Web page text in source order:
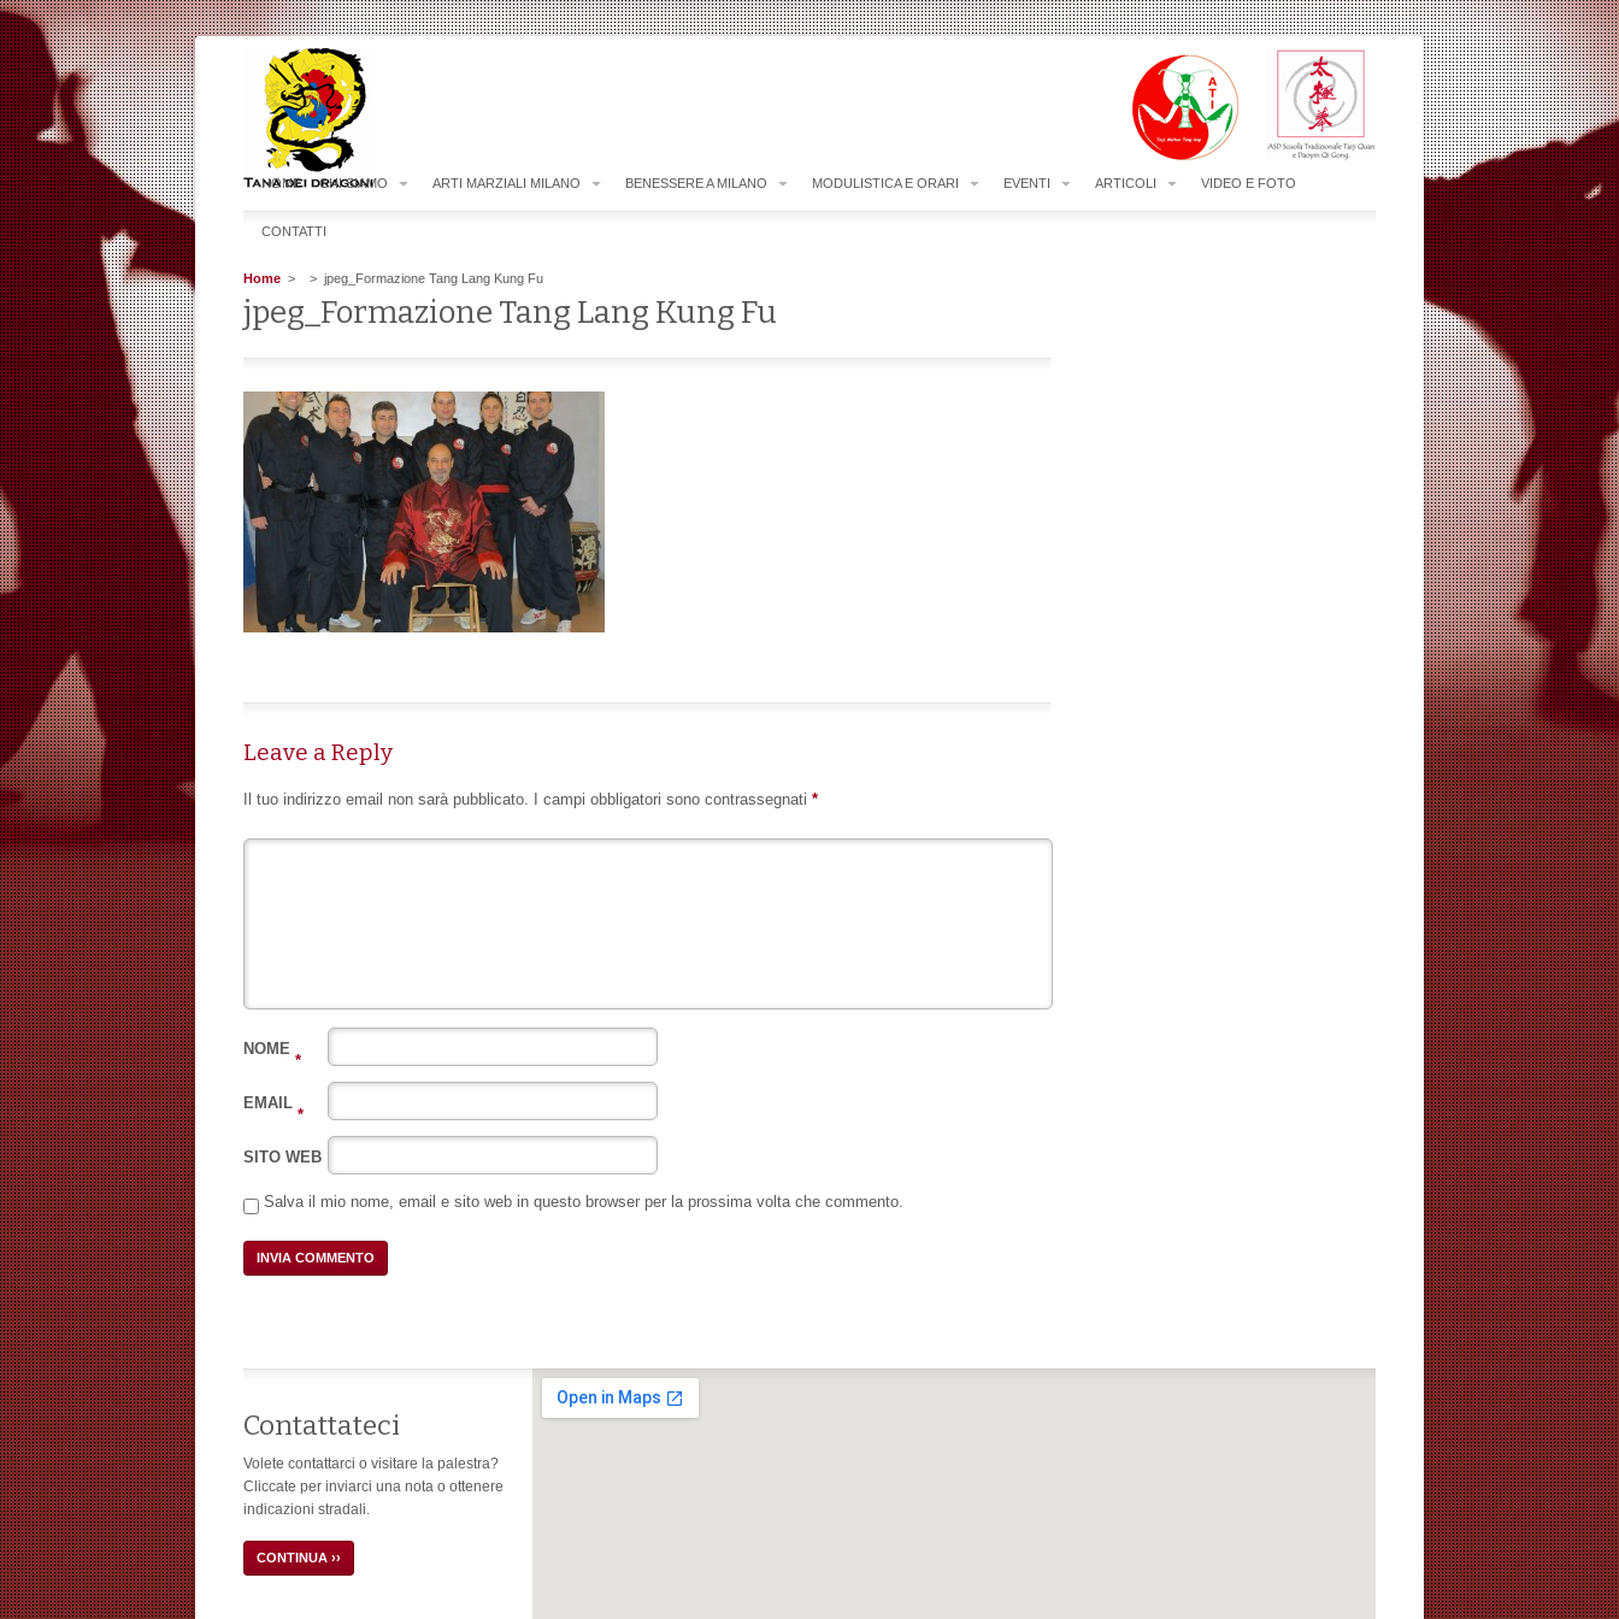
HOME CHI SIAMO ARTI MARZIALI MILANO BENESSERE A MILANO MODULISTICA E ORARI EVENTI ARTICOLI VIDEO E FOTO
CONTATTI
Home > > jpeg_Formazione Tang Lang Kung Fu
jpeg_Formazione Tang Lang Kung Fu
Leave a Reply
Il tuo indirizzo email non sarà pubblicato. I campi obbligatori sono contrassegnati *
NOME
*
EMAIL
*
SITO WEB
Salva il mio nome, email e sito web in questo browser per la prossima volta che commento.
Contattateci
Volete contattarci o visitare la palestra?
Cliccate per inviarci una nota o ottenere
indicazioni stradali.
CONTINUA ››